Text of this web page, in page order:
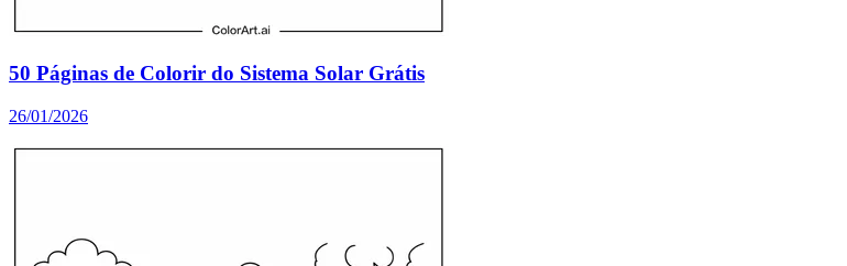
50 Páginas de Colorir do Sistema Solar Grátis
26/01/2026